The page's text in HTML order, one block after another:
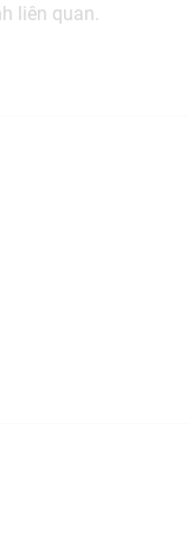
liên quan.